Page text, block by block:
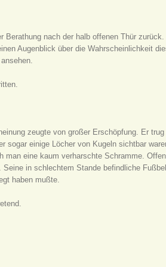
Berathung nach der halb offenen Thür
Augenblick über die Wahrscheinlichkeit
zeugte von großer Erschöpfung. Er trug
sogar einige Löcher von Kugeln sichtbar
man eine kaum verharschte Schramme.
in schlechtem Stande befindliche
haben mußte.